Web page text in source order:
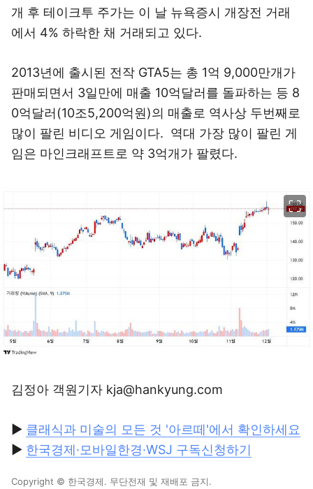
개 후 테이크투 주가는 이 날 뉴욕증시 개장전 거래
에서 4% 하락한 채 거래되고 있다.
2013년에 출시된 전작 GTA5는 총 1억 9,000만개가
판매되면서 3일만에 매출 10억달러를 돌파하는 등 8
0억달러(10조5,200억원)의 매출로 역사상 두번째로
많이 팔린 비디오 게임이다. 역대 가장 많이 팔린 게
임은 마인크래프트로 약 3억개가 팔렸다.
김정아 객원기자 kja@hankyung.com
▶ 클래식과 미술의 모든 것 '아르떼'에서 확인하세요
▶ 한국경제·모바일한경·WSJ 구독신청하기
Copyright © 한국경제. 무단전재 및 재배포 금지.